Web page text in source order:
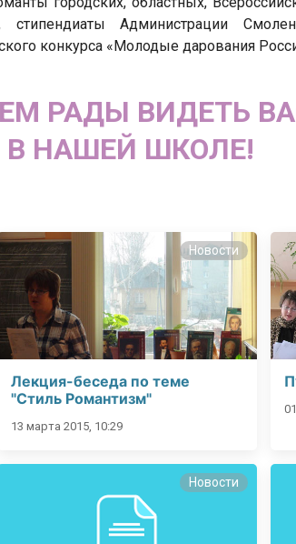
Администрации
конкурса «Молодые дарования
РАДЫ ВИДЕТЬ
В НАШЕЙ ШКОЛЕ!
Новости
Лекция-беседа по теме
"Стиль Романтизм"
13 марта 2015, 10:29
Новости